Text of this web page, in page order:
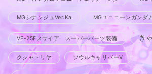
MGシナンジュVer.Ka MGユニコーンガンダ
VF-25Fメサイア スーパーパーツ装備 き
クシャトリヤ ソウルキャリバーV